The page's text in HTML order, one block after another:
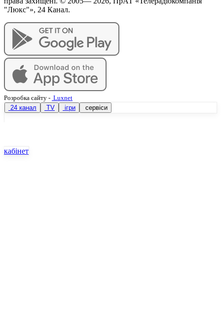
"Люкс"», 24 Канал.
Розробка сайту - Luxnet
24 канал
TV ігри сервіси
кабінет